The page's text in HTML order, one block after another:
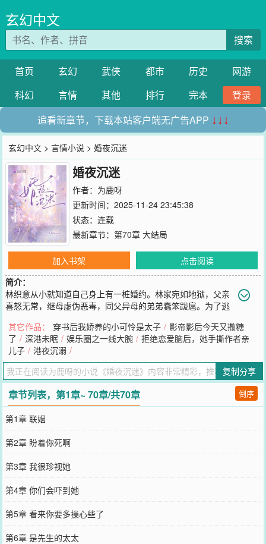
玄幻中文
搜索
首页 玄幻 武侠 都市 历史
网游
科幻
言情 其他 排行 完本
登录
追看新章节，下载本站客户端无广告APP ↓↓↓
玄幻中文 >言情小说 > 婚夜沉迷
婚夜沉迷
作者： 为鹿呀
更新时间：2025-11-24 23:45:38
状态：连载
最新章节： 第70章 大结局
加入书架
点击阅读
简介：
林织意从小就知道自己身上有一桩婚约。林家宛如地狱，父亲
喜怒无常，继母虚伪恶毒，同父异母的弟弟蠢笨跋扈。为了逃
节，林织意觉得这样也不错，甘心做她的豪门太太。可是就在新婚当
天，林织意得知自己所在的世界是一本小说，而她那位高权重的新婚
丈夫，是书中的温柔痴情男二，注定要和女主藕断丝连。她欣然接受
了系统的任务，等待半年之后的机会，和陆京时离婚，拿着系统的奖
励溜之大吉。-陆京时温润绅士，克己复礼，是众人口中的正人君子。
只有他自己知道。每每望着林织意，心中的私念、占有如同疯长的藤
蔓，到了贪得无厌的程度。他以为自己会隐瞒的很好。可是那天，林
织意提了离婚。没有人知道，高不可攀的谦谦君子发了疯，温和的脸
庞浸着失控，将人困在自己身前。一字一句，脱离掌控，压迫到了极
点：“意意，你不该说这句话。”
您要是觉得《婚夜沉迷
里的朋友推荐哦！
其它作品： 穿书后我娇养的小可怜是太子 / 影帝影后今天又撒糖
了 / 深港未眠 / 娱乐圈之一线大腕 / 拒绝恋爱脑后，她手撕作者亲
儿子 / 港夜沉溺 /
复制分享
章节列表，第1章~ 70章/共70章 倒序
第1章 联姻
第2章 盼着你死啊
第3章 我很珍视她
第4章 你们会吓到她
第5章 看来你要多操心些了
第6章 是先生的太太